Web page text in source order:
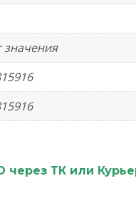
значения
через ТК или